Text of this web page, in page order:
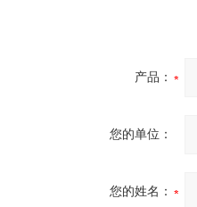
产品：
您的单位：
您的姓名：